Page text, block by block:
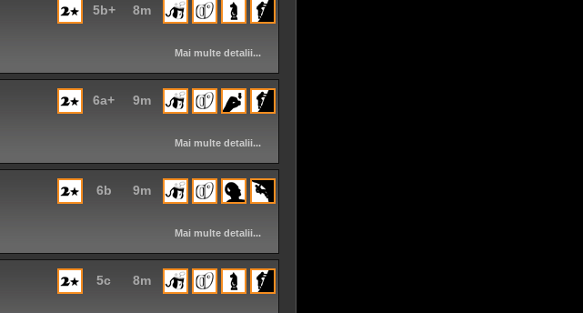
8m
5b+
Mai multe detalii...
9m
6a+
Mai multe detalii...
9m
6b
Mai multe detalii...
8m
5c